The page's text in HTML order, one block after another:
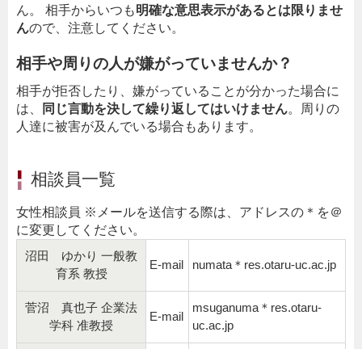
ん。 相手からいつも明確な意思表示があるとは限りませ
んので、注意してください。
相手や周りの人が嫌がっていませんか？
相手が拒否したり、嫌がっていることが分かった場合に
は、
同じ言動を決して繰り返してはいけません。周りの
人達に被害が及んでいる場合もあります。
相談員一覧
女性相談員 ※メールを送信する際は、アドレスの＊を＠
に変更してください。
沼田 ゆかり 一般教
育系 教授
E-mail numata＊res.otaru-uc.ac.jp
菅沼 真也子 企業法
学科 准教授
E-mail
msuganuma＊res.otaru-
uc.ac.jp